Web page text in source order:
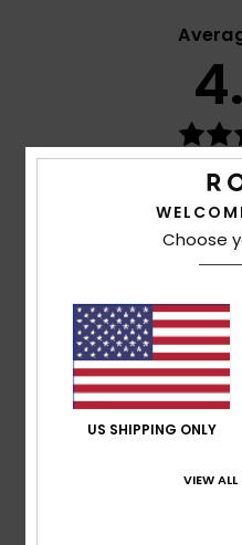
based on4 verified
75% of our
Comfort
Size
Too small Too large
Choose
US SHIPPING ONLY
VIEW